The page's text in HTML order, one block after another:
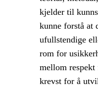
kjelder til
kunne forstå at
ufullstendige
rom for
mellom respekt
krevst for å